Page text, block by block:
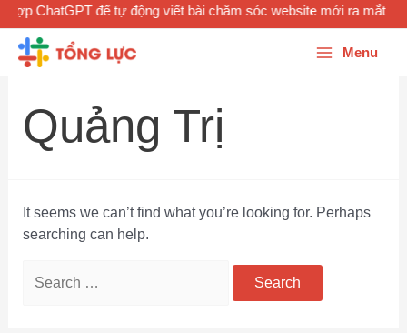
ChatGPT để tự động viết bài chăm sóc website mới ra mắt
Menu
Quảng Trị
It seems we can’t find what you’re looking for. Perhaps
searching can help.